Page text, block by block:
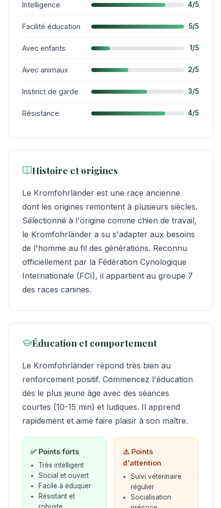
Intelligence 4/5
Facilité éducation 5/5
Avec enfants 1/5
Avec animaux 2/5
Instinct de garde 3/5
Résistance 4/5
Histoire et origines
Le Kromfohrländer est une race ancienne
dont les origines remontent à plusieurs siècles.
Sélectionné à l'origine comme chien de travail,
le Kromfohrländer a su s'adapter aux besoins
de l'homme au fil des générations. Reconnu
officiellement par la Fédération Cynologique
Internationale (FCI), il appartient au groupe 7
des races canines.
Éducation et comportement
Le Kromfohrländer répond très bien au
renforcement positif. Commencez l'éducation
dès le plus jeune âge avec des séances
courtes (10-15 min) et ludiques. Il apprend
rapidement et aime faire plaisir à son maître.
✅ Points forts
Très intelligent
Social et ouvert
Facile à éduquer
Résistant et
⚠️ Points
d'attention
Suivi vétérinaire
régulier
Socialisation